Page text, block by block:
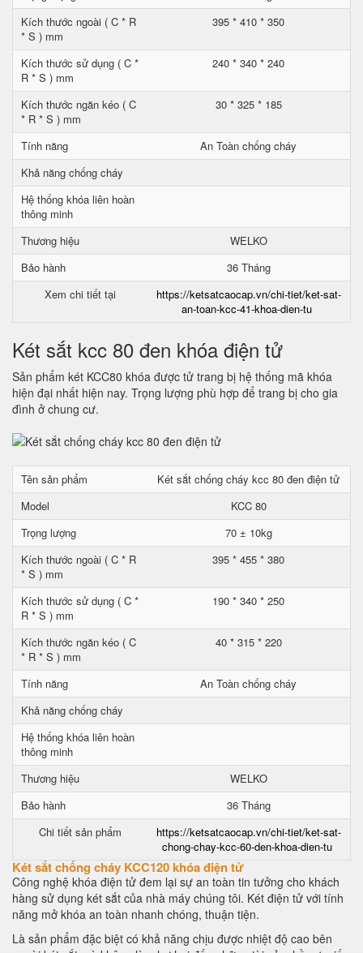
Kích thước ngoài ( C * R
* S ) mm
395 * 410 * 350
Kích thước sử dụng ( C *
R * S ) mm
240 * 340 * 240
Kích thước ngăn kéo ( C
* R * S ) mm
30 * 325 * 185
Tính năng
An Toàn chống cháy
Khả năng chống cháy
Hệ thống khóa liên hoàn
thông minh
Thương hiệu
WELKO
Bảo hành
36 Tháng
Xem chi tiết tại
https://ketsatcaocap.vn/chi-tiet/ket-sat-
an-toan-kcc-41-khoa-dien-tu
Két sắt kcc 80 đen khóa điện tử
Sản phẩm két KCC80 khóa được tử trang bị hệ thống mã khóa
hiện đại nhất hiện nay. Trọng lượng phù hợp để trang bị cho gia
đình ở chung cư.
Tên sản phẩm
Két sắt chống cháy kcc 80 đen điện tử
Model
KCC 80
Trọng lượng
70 ± 10kg
Kích thước ngoài ( C * R
* S ) mm
395 * 455 * 380
Kích thước sử dụng ( C *
R * S ) mm
190 * 340 * 250
Kích thước ngăn kéo ( C
* R * S ) mm
40 * 315 * 220
Tính năng
An Toàn chống cháy
Khả năng chống cháy
Hệ thống khóa liên hoàn
thông minh
Thương hiệu
WELKO
Bảo hành
36 Tháng
Chi tiết sản phẩm
https://ketsatcaocap.vn/chi-tiet/ket-sat-
chong-chay-kcc-60-den-khoa-dien-tu
Két sắt chống cháy KCC120 khóa điện tử
Công nghệ khóa điện tử đem lại sự an toàn tin tưởng cho khách
hàng sử dụng két sắt của nhà máy chúng tôi. Két điện tử với tính
năng mở khóa an toàn nhanh chóng, thuận tiện.
Là sản phẩm đặc biệt có khả năng chịu được nhiệt độ cao bên